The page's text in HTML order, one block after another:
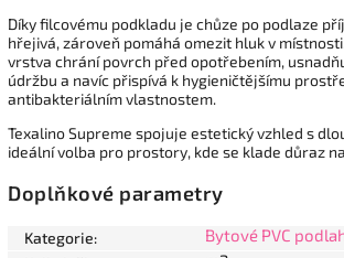
Díky filcovému podkladu je chůze po podlaze
hřejivá, zároveň pomáhá omezit hluk v
vrstva chrání povrch před opotřebením,
údržbu a navíc přispívá k hygieničtějšímu
antibakteriálním vlastnostem.
Texalino Supreme spojuje estetický vzhled s
ideální volba pro prostory, kde se klade důraz
Doplňkové parametry
Kategorie: Bytové PVC